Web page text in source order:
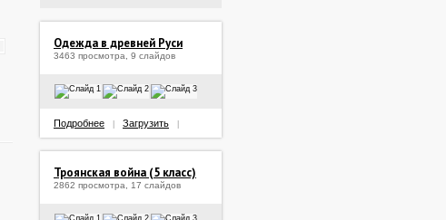
Одежда в древней Руси
3463 просмотра, 9 слайдов
Подробнее Загрузить
Троянская война (5 класс)
2862 просмотра, 17 слайдов